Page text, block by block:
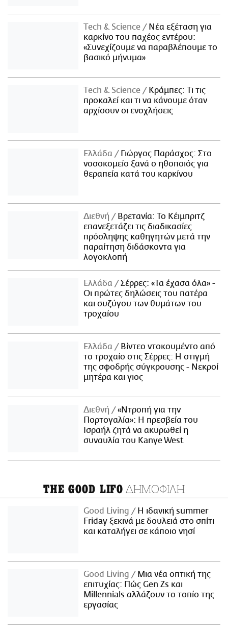
Τech & Science
Νέα εξέταση για
καρκίνο του παχέος εντέρου:
«Συνεχίζουμε να παραβλέπουμε το
βασικό μήνυμα»
Τech & Science
Κράμπες: Τι τις
προκαλεί και τι να κάνουμε όταν
αρχίσουν οι ενοχλήσεις
Ελλάδα
Γιώργος Παράσχος: Στο
νοσοκομείο ξανά ο ηθοποιός για
θεραπεία κατά του καρκίνου
Διεθνή
Βρετανία: Το Κέιμπριτζ
επανεξετάζει τις διαδικασίες
πρόσληψης καθηγητών μετά την
παραίτηση διδάσκοντα για
λογοκλοπή
Ελλάδα
Σέρρες: «Τα έχασα όλα» -
Οι πρώτες δηλώσεις του πατέρα
και συζύγου των θυμάτων του
τροχαίου
Ελλάδα
Βίντεο ντοκουμέντο από
το τροχαίο στις Σέρρες: Η στιγμή
της σφοδρής σύγκρουσης - Νεκροί
μητέρα και γιος
Διεθνή
«Ντροπή για την
Πορτογαλία»: Η πρεσβεία του
Ισραήλ ζητά να ακυρωθεί η
συναυλία του Kanye West
THE GOOD LIFO ΔΗΜΟΦΙΛΗ
Good Living
Η ιδανική summer
Friday ξεκινά με δουλειά στο σπίτι
και καταλήγει σε κάποιο νησί
Good Living
Μια νέα οπτική της
επιτυχίας: Πώς Gen Zs και
Millennials αλλάζουν το τοπίο της
εργασίας